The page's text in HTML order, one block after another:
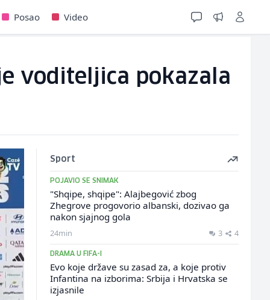
Posao Video
voditeljica pokazala
Sport
POJAVIO SE SNIMAK
"Shqipe, shqipe": Alajbegović zbog
Zhegrove progovorio albanski, dozivao ga
nakon sjajnog gola
24min 3 4
DRAMA U FIFA-I
Evo koje države su zasad za, a koje protiv
Infantina na izborima: Srbija i Hrvatska se
izjasnile